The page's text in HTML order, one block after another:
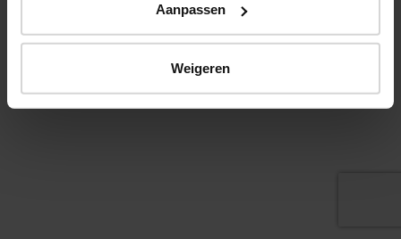
Aanpassen
Weigeren
© 2026 Stichting Forten Nederland
Over ons
Doneer nu Disclaimer
Contact
Forten.nl wordt ondersteund door de